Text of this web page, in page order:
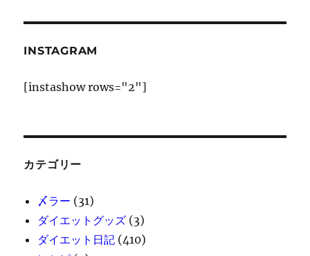
INSTAGRAM
[instashow rows="2"]
カテゴリー
〆ラー (31)
ダイエットグッズ (3)
ダイエット日記 (410)